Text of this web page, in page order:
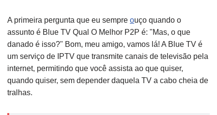
A primeira pergunta que eu sempre ouço quando o
assunto é Blue TV Qual O Melhor P2P é: "Mas, o que
danado é isso?" Bom, meu amigo, vamos lá! A Blue TV é
um serviço de IPTV que transmite canais de televisão pela
internet, permitindo que você assista ao que quiser,
quando quiser, sem depender daquela TV a cabo cheia de
tralhas.